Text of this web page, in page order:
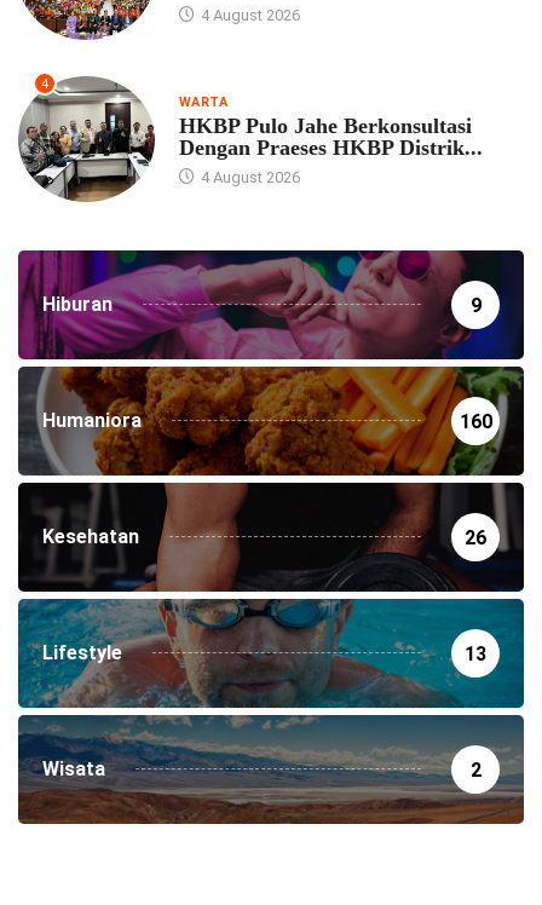
4 August 2026
4
WARTA
HKBP Pulo Jahe Berkonsultasi
Dengan Praeses HKBP Distrik...
4 August 2026
Hiburan 9
Humaniora 160
Kesehatan 26
Lifestyle 13
Wisata 2